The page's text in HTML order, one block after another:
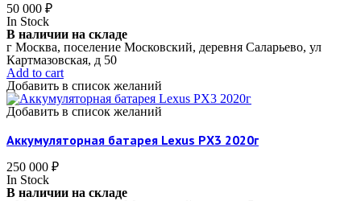
50 000 ₽
In Stock
В наличии на складе
г Москва, поселение Московский, деревня Саларьево, ул
Картмазовская, д 50
Add to cart
Добавить в список желаний
Добавить в список желаний
Аккумуляторная батарея Lexus РX3 2020г
250 000 ₽
In Stock
В наличии на складе